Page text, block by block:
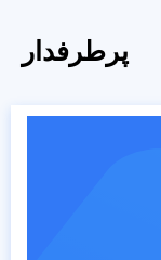
پرطرفدار